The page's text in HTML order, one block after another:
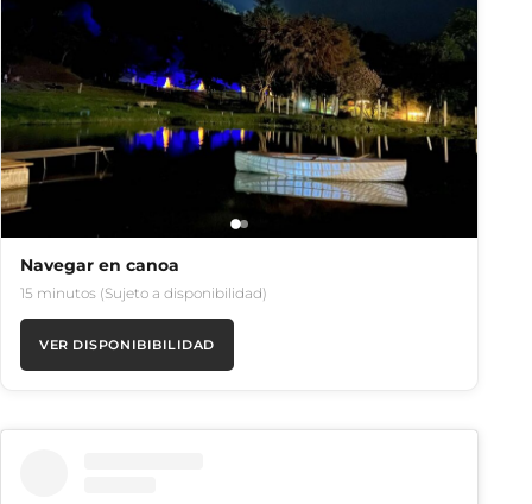
Navegar en canoa
15 minutos (Sujeto a disponibilidad)
VER DISPONIBIBILIDAD